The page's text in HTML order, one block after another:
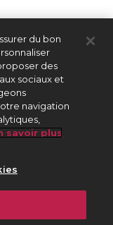
du bon
des
sociaux et
navigation
savoir plus